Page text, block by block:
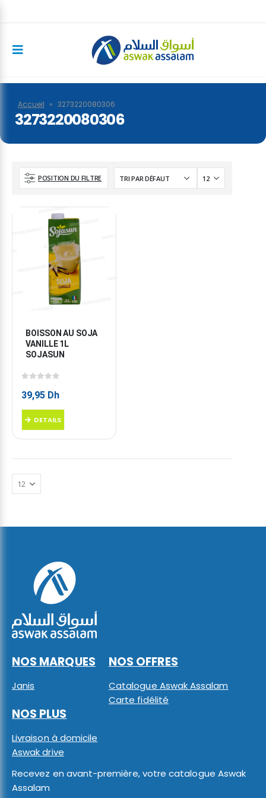
Accueil » 3273220080306
3273220080306
POSITION DU FILTRE
BOISSON AU SOJA
VANILLE 1L
SOJASUN
39,95 Dh
DETAILS
NOS MARQUES
Janis
NOS OFFRES
Catalogue Aswak Assalam
Carte fidélité
NOS PLUS
Livraison à domicile
Aswak drive
Recevez en avant-première, votre catalogue Aswak
Assalam